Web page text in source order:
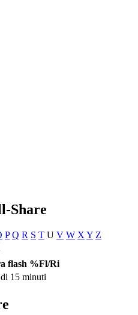
Share
P Q R S T U V W X Y Z
flash %Fl/Ri
15 minuti